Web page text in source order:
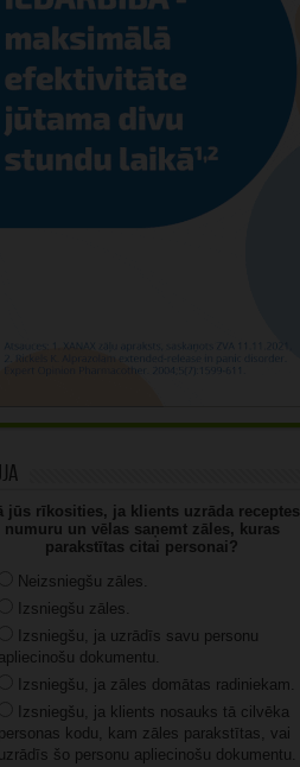
jūs rīkosities, ja klients uzrāda receptes
numuru un vēlas saņemt zāles, kuras
parakstītas citai personai?
Neizsniegšu zāles.
Izsniegšu zāles.
Izsniegšu, ja uzrādīs savu personu
dokumentu.
Izsniegšu, ja zāles domātas radiniekam.
Izsniegšu, ja klients nosauks tā cilvēka
kodu, kam zāles parakstītas, vai
šo personu apliecinošu dokumentu.